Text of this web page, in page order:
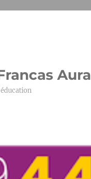
Aura